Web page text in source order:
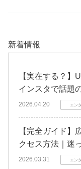
新着情報
【実在する？
インスタで話題
2026.04.20 エン
【完全ガイド】
クセス方法｜迷
2026.03.31 エン